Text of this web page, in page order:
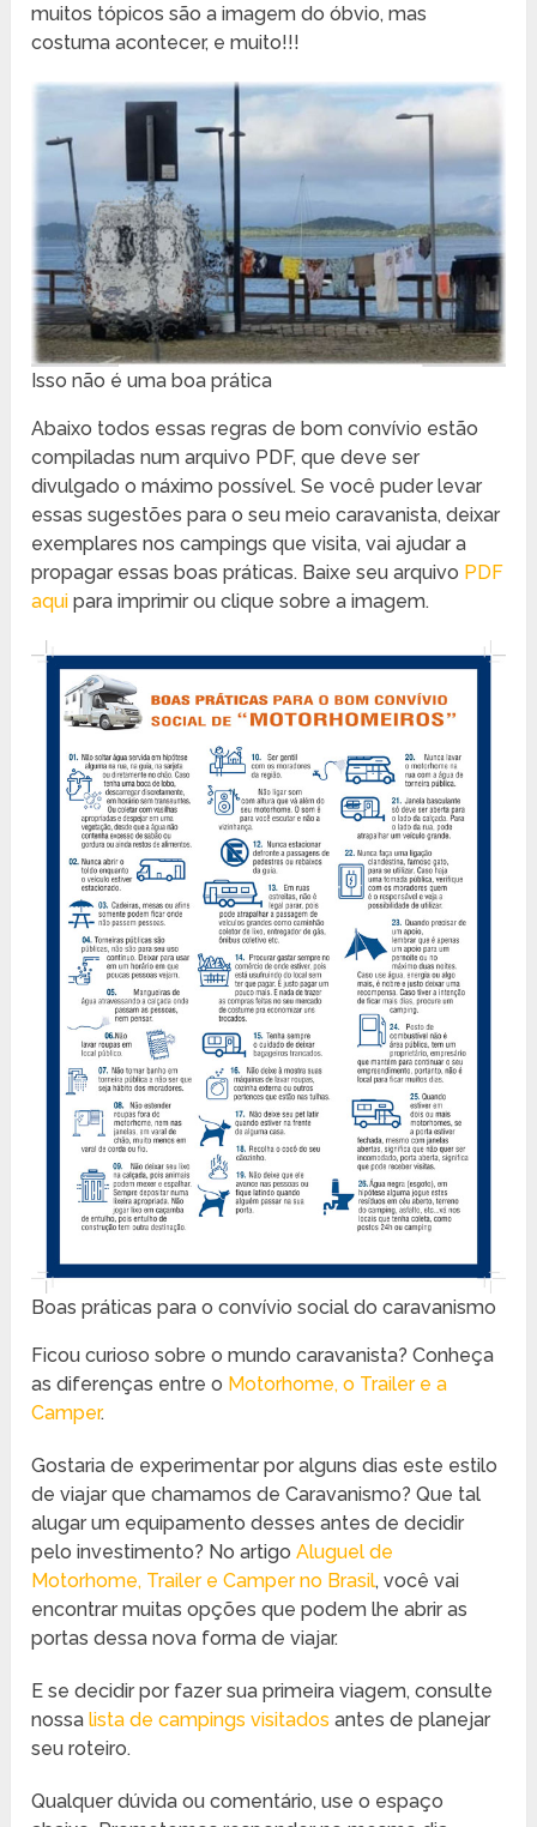
muitos tópicos são a imagem do óbvio, mas
costuma acontecer, e muito!!!
Isso não é uma boa prática
Abaixo todos essas regras de bom convívio estão
compiladas num arquivo PDF, que deve ser
divulgado o máximo possível. Se você puder levar
essas sugestões para o seu meio caravanista, deixar
exemplares nos campings que visita, vai ajudar a
propagar essas boas práticas. Baixe seu arquivo PDF
aqui para imprimir ou clique sobre a imagem.
Boas práticas para o convívio social do caravanismo
Ficou curioso sobre o mundo caravanista? Conheça
as diferenças entre o Motorhome, o Trailer e a
Camper.
Gostaria de experimentar por alguns dias este estilo
de viajar que chamamos de Caravanismo? Que tal
alugar um equipamento desses antes de decidir
pelo investimento? No artigoAluguel de
Motorhome, Trailer e Camper no Brasil, você vai
encontrar muitas opções que podem lhe abrir as
portas dessa nova forma de viajar.
E se decidir por fazer sua primeira viagem, consulte
nossalista de campings visitados antes de planejar
seu roteiro.
Qualquer dúvida ou comentário, use o espaço